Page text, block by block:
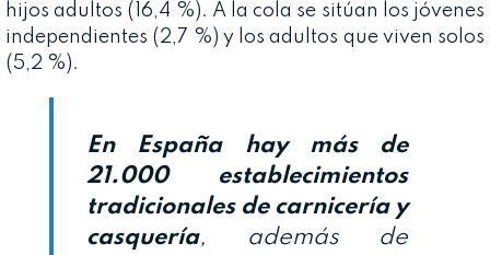
hijos adultos (16,4 %). A la cola se sitúan los jóvenes
independientes (2,7 %) y los adultos que viven solos
(5,2 %).
En España hay más de
21.000 establecimientos
tradicionales de carnicería y
casquería, además de